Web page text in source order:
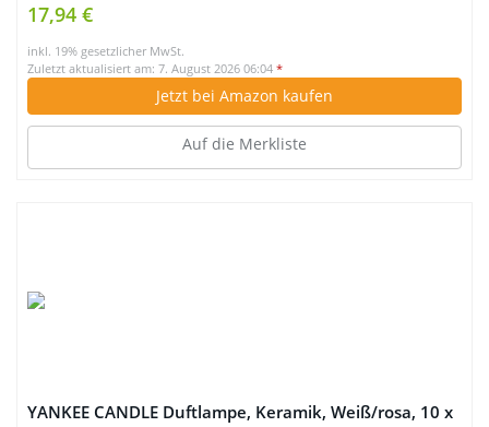
17,94 €
inkl. 19% gesetzlicher MwSt.
Zuletzt aktualisiert am: 7. August 2026 06:04 *
Jetzt bei Amazon kaufen
Auf die Merkliste
YANKEE CANDLE Duftlampe, Keramik, Weiß/rosa, 10 x